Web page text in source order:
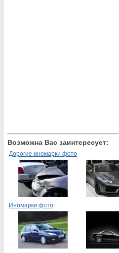
Возможна Вас заинтересует:
Дорогие иномарки фото
Иномарки фото